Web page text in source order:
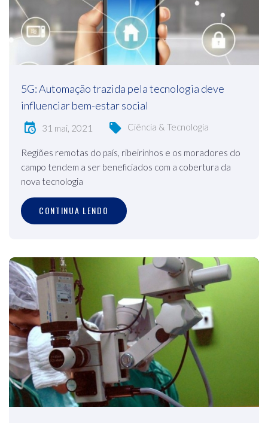
5G: Automação trazida pela tecnologia deve
influenciar bem-estar social
31 mai, 2021 Ciência & Tecnologia
Regiões remotas do país, ribeirinhos e os moradores do
campo tendem a ser beneficiados com a cobertura da
nova tecnologia
CONTINUA LENDO